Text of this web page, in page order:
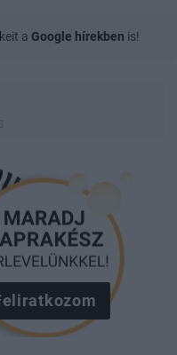
a Google hírekben is!